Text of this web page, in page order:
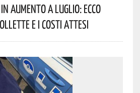
In Aumento A Luglio: Ecco
E I Costi Attesi